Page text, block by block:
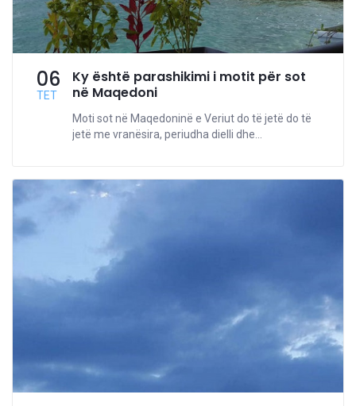
06
TET
Ky është parashikimi i motit për sot
në Maqedoni
Moti sot në Maqedoninë e Veriut do të jetë do të
jetë me vranësira, periudha dielli dhe...